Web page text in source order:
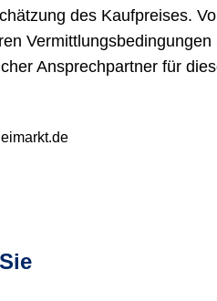
des Kaufpreises.
Ansprechpartner für